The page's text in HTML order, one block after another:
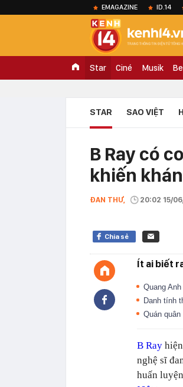
EMAGAZINE ID.14
Star Ciné Musik
STAR SAO VIỆT
B Ray có
khiến
ĐAN THƯ, 20:02 15/
Chia sẻ
Ít ai biết
Quang
Danh tính
Quán
B Ray
nghệ sĩ
huấn